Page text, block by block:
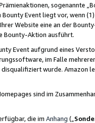
sogenannte
Event liegt vor, wenn
Website eine an der
Bounty-Aktion ausführt.
Event aufgrund eines
im Falle
wurde. Amazon
sind im
die im Anhang („